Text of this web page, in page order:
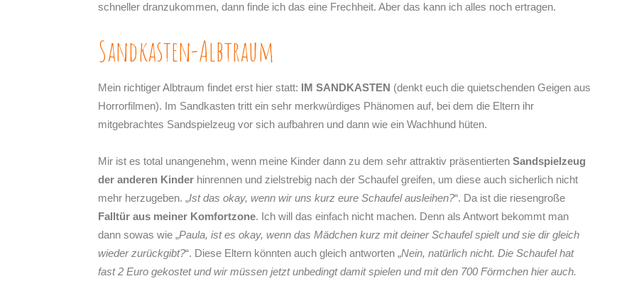
schneller dranzukommen, dann finde ich das eine Frechheit. Aber das kann ich alles noch ertragen.
Sandkasten-Albtraum
Mein richtiger Albtraum findet erst hier statt: IM SANDKASTEN (denkt euch die quietschenden Geigen aus
Horrorfilmen). Im Sandkasten tritt ein sehr merkwürdiges Phänomen auf, bei dem die Eltern ihr
mitgebrachtes Sandspielzeug vor sich aufbahren und dann wie ein Wachhund hüten.
Mir ist es total unangenehm, wenn meine Kinder dann zu dem sehr attraktiv präsentierten Sandspielzeug
der anderen Kinder hinrennen und zielstrebig nach der Schaufel greifen, um diese auch sicherlich nicht
mehr herzugeben. „Ist das okay, wenn wir uns kurz eure Schaufel ausleihen?“. Da ist die riesengroße
Falltür aus meiner Komfortzone. Ich will das einfach nicht machen. Denn als Antwort bekommt man
dann sowas wie „Paula, ist es okay, wenn das Mädchen kurz mit deiner Schaufel spielt und sie dir gleich
wieder zurückgibt?“. Diese Eltern könnten auch gleich antworten „Nein, natürlich nicht. Die Schaufel hat
fast 2 Euro gekostet und wir müssen jetzt unbedingt damit spielen und mit den 700 Förmchen hier auch.